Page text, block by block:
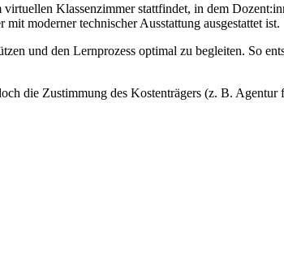
Klassenzimmer stattfindet, in dem
moderner technischer Ausstattung ausgestattet ist.
und den Lernprozess optimal zu begleiten. So
die Zustimmung des Kostenträgers (z. B.